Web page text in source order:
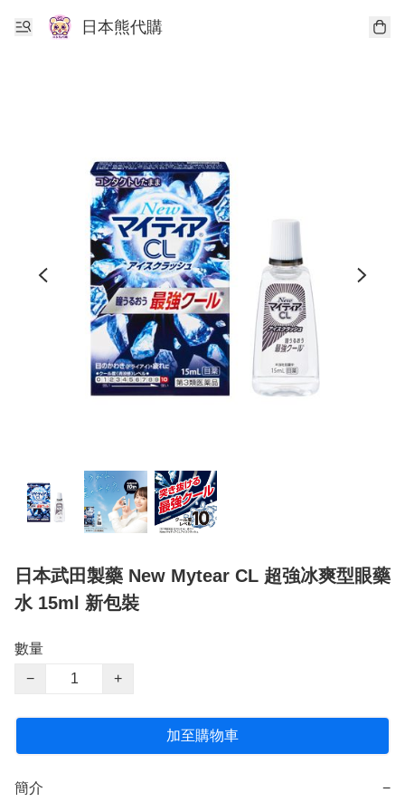
日本熊代購
日本武田製藥 New Mytear CL 超強冰爽型眼藥
水 15ml 新包裝
數量
−
+
加至購物車
簡介 −